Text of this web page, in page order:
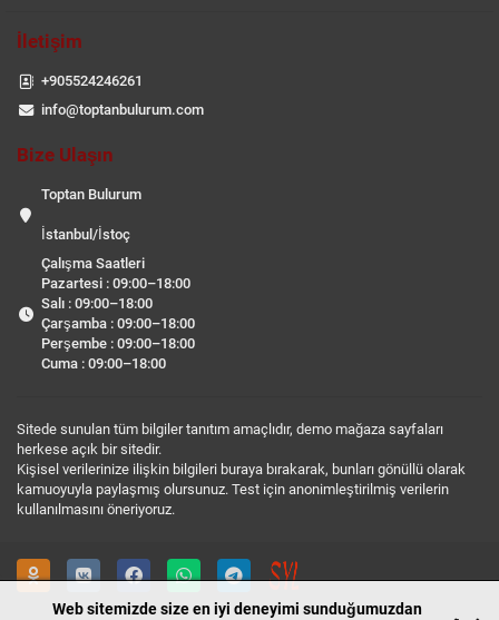
İletişim
+905524246261
info@toptanbulurum.com
Bize Ulaşın
Toptan Bulurum
İstanbul/İstoç
Çalışma Saatleri
Pazartesi : 09:00–18:00
Salı : 09:00–18:00
Çarşamba : 09:00–18:00
Perşembe : 09:00–18:00
Cuma : 09:00–18:00
Sitede sunulan tüm bilgiler tanıtım amaçlıdır, demo mağaza sayfaları
herkese açık bir sitedir.
Kişisel verilerinize ilişkin bilgileri buraya bırakarak, bunları gönüllü olarak
kamuoyuyla paylaşmış olursunuz. Test için anonimleştirilmiş verilerin
kullanılmasını öneriyoruz.
Web sitemizde size en iyi deneyimi sunduğumuzdan